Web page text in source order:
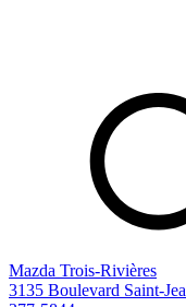
Mazda Trois-Rivières
3135 Boulevard Saint-